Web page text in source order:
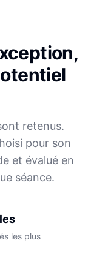
retenus.
pour son
et évalué en
séance.
les plus